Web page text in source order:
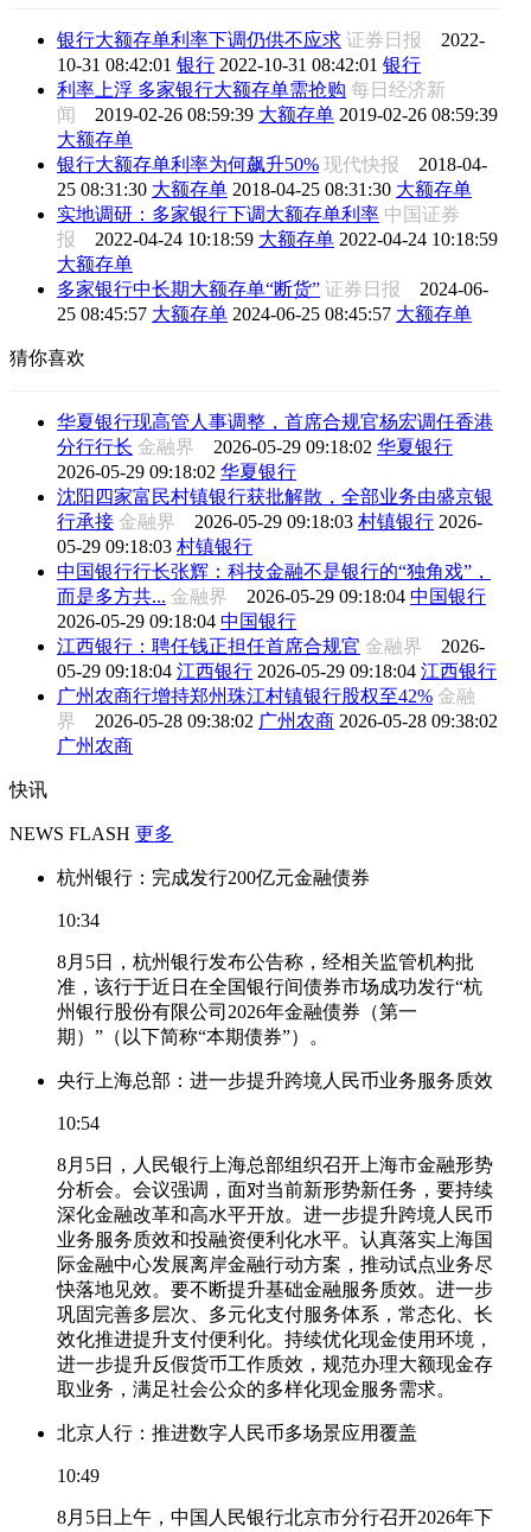
银行大额存单利率下调仍供不应求 证券日报 2022-
10-31 08:42:01 银行 2022-10-31 08:42:01 银行
利率上浮 多家银行大额存单需抢购 每日经济新
闻 2019-02-26 08:59:39 大额存单 2019-02-26 08:59:39
大额存单
银行大额存单利率为何飙升50% 现代快报 2018-04-
25 08:31:30 大额存单 2018-04-25 08:31:30 大额存单
实地调研：多家银行下调大额存单利率 中国证券
报 2022-04-24 10:18:59 大额存单 2022-04-24 10:18:59
大额存单
多家银行中长期大额存单“断货” 证券日报 2024-06-
25 08:45:57 大额存单 2024-06-25 08:45:57 大额存单
猜你喜欢
华夏银行现高管人事调整，首席合规官杨宏调任香港
分行行长 金融界 2026-05-29 09:18:02 华夏银行
2026-05-29 09:18:02 华夏银行
沈阳四家富民村镇银行获批解散，全部业务由盛京银
行承接 金融界 2026-05-29 09:18:03 村镇银行 2026-
05-29 09:18:03 村镇银行
中国银行行长张辉：科技金融不是银行的“独角戏”，
而是多方共... 金融界 2026-05-29 09:18:04 中国银行
2026-05-29 09:18:04 中国银行
江西银行：聘任钱正担任首席合规官 金融界 2026-
05-29 09:18:04 江西银行 2026-05-29 09:18:04 江西银行
广州农商行增持郑州珠江村镇银行股权至42% 金融
界 2026-05-28 09:38:02 广州农商 2026-05-28 09:38:02
广州农商
快讯
NEWS FLASH 更多
杭州银行：完成发行200亿元金融债券
10:34
8月5日，杭州银行发布公告称，经相关监管机构批
准，该行于近日在全国银行间债券市场成功发行“杭
州银行股份有限公司2026年金融债券（第一
期）”（以下简称“本期债券”）。
央行上海总部：进一步提升跨境人民币业务服务质效
10:54
8月5日，人民银行上海总部组织召开上海市金融形势
分析会。会议强调，面对当前新形势新任务，要持续
深化金融改革和高水平开放。进一步提升跨境人民币
业务服务质效和投融资便利化水平。认真落实上海国
际金融中心发展离岸金融行动方案，推动试点业务尽
快落地见效。要不断提升基础金融服务质效。进一步
巩固完善多层次、多元化支付服务体系，常态化、长
效化推进提升支付便利化。持续优化现金使用环境，
进一步提升反假货币工作质效，规范办理大额现金存
取业务，满足社会公众的多样化现金服务需求。
北京人行：推进数字人民币多场景应用覆盖
10:49
8月5日上午，中国人民银行北京市分行召开2026年下